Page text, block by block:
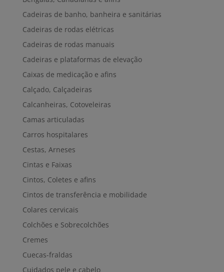
Cadeiras de banho, banheira e sanitárias
Cadeiras de rodas elétricas
Cadeiras de rodas manuais
Cadeiras e plataformas de elevação
Caixas de medicação e afins
Calçado, Calçadeiras
Calcanheiras, Cotoveleiras
Camas articuladas
Carros hospitalares
Cestas, Arneses
Cintas e Faixas
Cintos, Coletes e afins
Cintos de transferência e mobilidade
Colares cervicais
Colchões e Sobrecolchões
Cremes
Cuecas-fraldas
Cuidados pele e cabelo